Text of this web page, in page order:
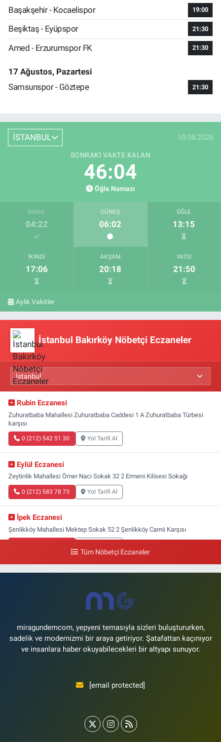
Başakşehir - Kocaelispor
19:00
Beşiktaş - Eyüpspor 21:30
Amed - Erzurumspor FK 21:30
17 Ağustos, Pazartesi
Samsunspor - Göztepe
21:30
İSTANBUL 10.08.2026
SONRAKI VAKTE KALAN
46:04
Öğle Namazı
İMSAK
04:22
GÜNEŞ
06:02
ÖĞLE
13:15
İKINDI
17:06
AKŞAM
20:18
YATSI
21:50
Aylık Vakitler
İstanbul Bakırköy Nöbetçi Eczaneler
Rubin Eczanesi
Zuhuratbaba Mahallesi Zuhuratbaba Caddesi 1 A Zuhuratbaba Türbesi
karşısı
0 (212) 542 51 30 Yol Tarifi Al
Eylül Eczanesi
Zeytinlik Mahallesi Ömer Naci Sokak 32 2 Ermeni Kilisesi Sokağı
0 (212) 583 78 73 Yol Tarifi Al
İpek Eczanesi
Şenlikköy Mahallesi Mektep Sokak 52 2 Şenlikköy Camii Karşısı
Gün Eczanesi
Yol Tarifi Al
Tüm Nöbetçi Eczaneler
miragundemcom, yepyeni temasıyla sizleri buluştururken,
sadelik ve modernizmi bir araya getiriyor. Şatafattan kaçınıyor
ve insanlara haber okuyabilecekleri bir altyapı sunuyor.
[email protected]